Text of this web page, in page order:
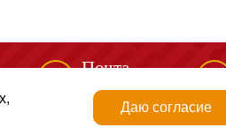
Почта
mail@spark-m.ru
материалов сайта http://spark-m.ru
Даю согласие